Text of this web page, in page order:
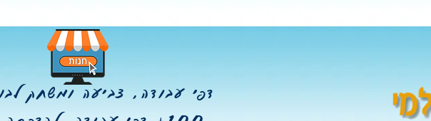
דפי עבודה, צביעה ומשחק לבני